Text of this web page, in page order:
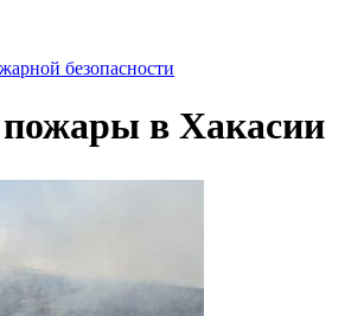
безопасности
в Хакасии